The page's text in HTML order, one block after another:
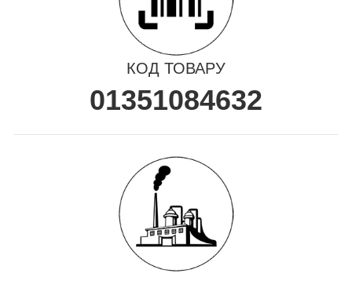
КОД ТОВАРУ
01351084632